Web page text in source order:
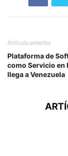
Artículo anterior
Plataforma de
como Servicio en
llega a Venezuela